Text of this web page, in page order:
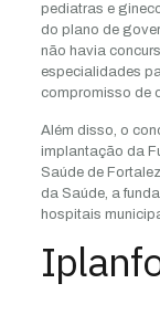
pediatras e
do plano de
não havia
especialidades
compromisso de
Além disso, o
implantação da
Saúde de
da Saúde, a
hospitais